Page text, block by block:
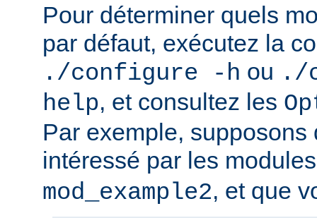
Pour déterminer quels
par défaut, exécutez la
./configure -h ou ./
help, et consultez les
Par exemple, supposons
intéressé par les
mod_example2, et que